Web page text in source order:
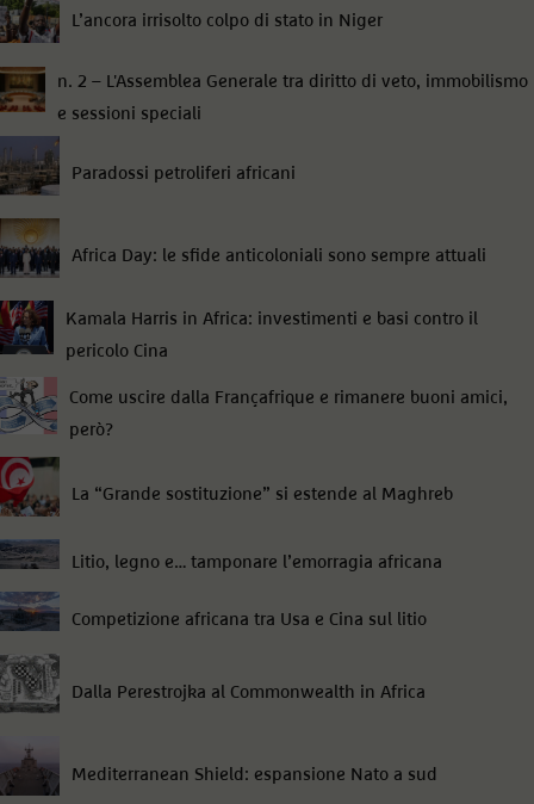
L’ancora irrisolto colpo di stato in Niger
n. 2 – L'Assemblea Generale tra diritto di veto, immobilismo
e sessioni speciali
Paradossi petroliferi africani
Africa Day: le sfide anticoloniali sono sempre attuali
Kamala Harris in Africa: investimenti e basi contro il
pericolo Cina
Come uscire dalla Françafrique e rimanere buoni amici,
però?
La “Grande sostituzione” si estende al Maghreb
Litio, legno e… tamponare l’emorragia africana
Competizione africana tra Usa e Cina sul litio
Dalla Perestrojka al Commonwealth in Africa
Mediterranean Shield: espansione Nato a sud